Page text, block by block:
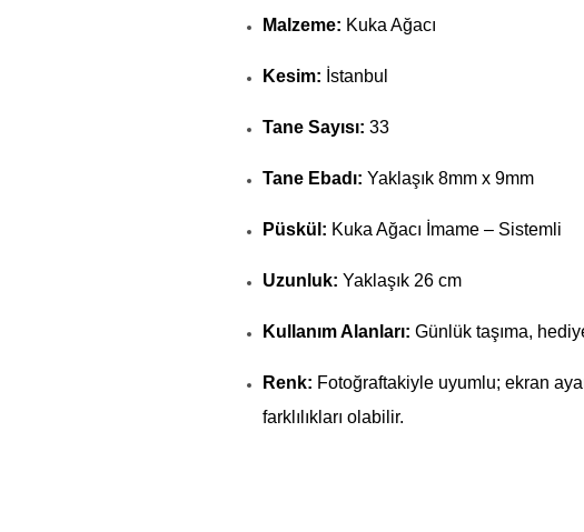
Malzeme: Kuka Ağacı
Kesim: İstanbul
Tane Sayısı: 33
Tane Ebadı: Yaklaşık 8mm x 9mm
Püskül: Kuka Ağacı İmame – Sistemli
Uzunluk: Yaklaşık 26 cm
Kullanım Alanları: Günlük taşıma,
Renk: Fotoğraftakiyle uyumlu; ekran
farklılıkları olabilir.